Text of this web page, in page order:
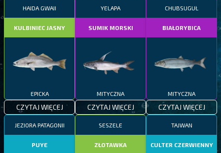
HAIDA GWAII
KULBINIEC JASNY
EPICKA
CZYTAJ WIĘCEJ
YELAPA
SUMIK MORSKI
MITYCZNA
CZYTAJ WIĘCEJ
CHUBSUGUŁ
BIAŁORYBICA
MITYCZNA
CZYTAJ WIĘCEJ
JEZIORA PATAGONII
PUYE
SESZELE
ZŁOTAWKA
TAJWAN
CULTER CZERWIENNY